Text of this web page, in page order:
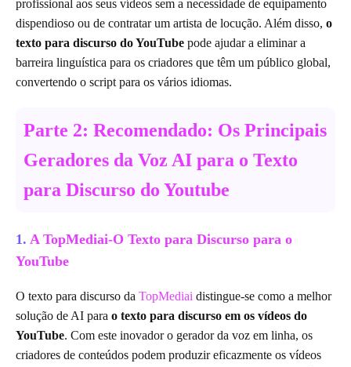
profissional aos seus vídeos sem a necessidade de equipamento
dispendioso ou de contratar um artista de locução. Além disso, o
texto para discurso do YouTube pode ajudar a eliminar a
barreira linguística para os criadores que têm um público global,
convertendo o script para os vários idiomas.
Parte 2: Recomendado: Os Principais
Geradores da Voz AI para o Texto
para Discurso do Youtube
1. A TopMediai-O Texto para Discurso para o
YouTube
O texto para discurso da TopMediai distingue-se como a melhor
solução de AI para o texto para discurso em os vídeos do
YouTube. Com este inovador o gerador da voz em linha, os
criadores de conteúdos podem produzir eficazmente os vídeos